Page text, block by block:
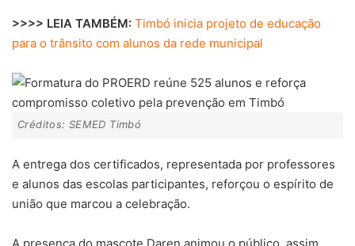
>>>> LEIA TAMBÉM: Timbó inicia projeto de educação
para o trânsito com alunos da rede municipal
Créditos: SEMED Timbó
A entrega dos certificados, representada por professores
e alunos das escolas participantes, reforçou o espírito de
união que marcou a celebração.